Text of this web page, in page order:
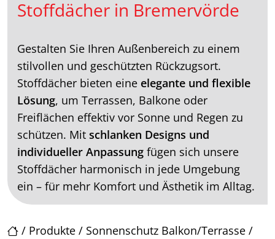
/ Produkte / Sonnenschutz Balkon/Terrasse /
Stoffdächer in Bremervörde
Gestalten Sie Ihren Außenbereich zu einem
stilvollen und geschützten Rückzugsort.
Stoffdächer bieten eine elegante und flexible
Lösung, um Terrassen, Balkone oder
Freiflächen effektiv vor Sonne und Regen zu
schützen. Mit schlanken Designs und
individueller Anpassung fügen sich unsere
Stoffdächer harmonisch in jede Umgebung
ein – für mehr Komfort und Ästhetik im Alltag.